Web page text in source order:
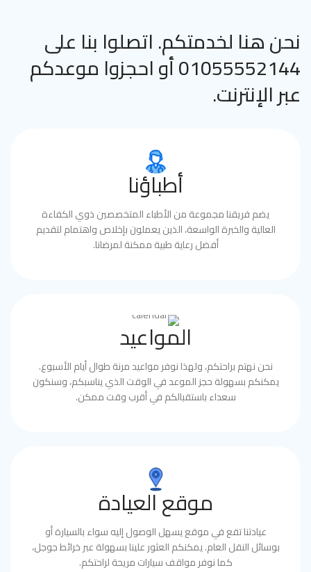
نحن هنا لخدمتكم. اتصلوا بنا على
01055552144 أو احجزوا موعدكم
عبر الإنترنت.
أطباؤنا
يضم فريقنا مجموعة من الأطباء المتخصصين ذوي الكفاءة
العالية والخبرة الواسعة، الذين يعملون بإخلاص واهتمام لتقديم
أفضل رعاية طبية ممكنة لمرضانا.
المواعيد
نحن نهتم براحتكم، ولهذا نوفر مواعيد مرنة طوال أيام الأسبوع.
يمكنكم بسهولة حجز الموعد في الوقت الذي يناسبكم، وسنكون
سعداء باستقبالكم في أقرب وقت ممكن.
موقع العيادة
عيادتنا تقع في موقع يسهل الوصول إليه سواء بالسيارة أو
بوسائل النقل العام. يمكنكم العثور علينا بسهولة عبر خرائط جوجل،
كما نوفر مواقف سيارات مريحة لراحتكم.